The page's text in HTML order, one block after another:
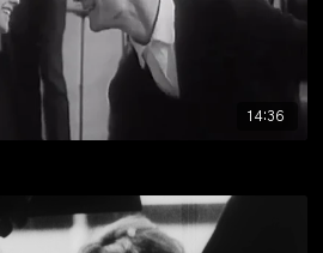
14:36